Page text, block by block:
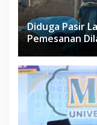
Diduga Pasir
Pemesanan